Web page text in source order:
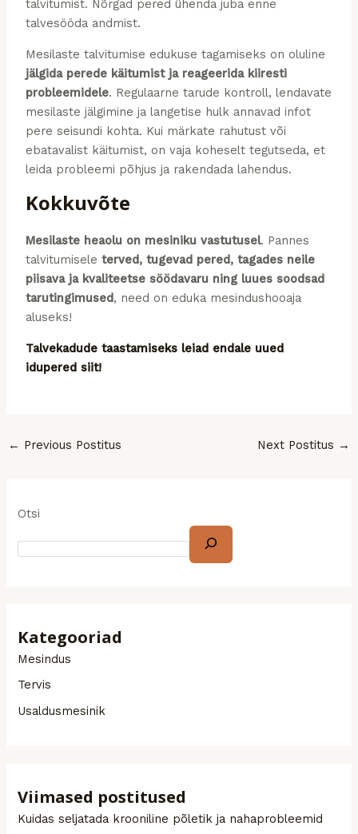
talvitumist. Nõrgad pered ühenda juba enne
talvesööda andmist.
Mesilaste talvitumise edukuse tagamiseks on oluline
jälgida perede käitumist ja reageerida kiiresti
probleemidele. Regulaarne tarude kontroll, lendavate
mesilaste jälgimine ja langetise hulk annavad infot
pere seisundi kohta. Kui märkate rahutust või
ebatavalist käitumist, on vaja koheselt tegutseda, et
leida probleemi põhjus ja rakendada lahendus.
Kokkuvõte
Mesilaste heaolu on mesiniku vastutusel. Pannes
talvitumiseleterved, tugevad pered, tagades neile
piisava ja kvaliteetse söödavaru ning luues soodsad
tarutingimused, need on eduka mesindushooaja
aluseks!
Talvekadude taastamiseks leiad endale uued
idupered siit!
← Previous Postitus Next Postitus →
Otsi
Kategooriad
Mesindus
Tervis
Usaldusmesinik
Viimased postitused
Kuidas seljatada krooniline põletik ja nahaprobleemid